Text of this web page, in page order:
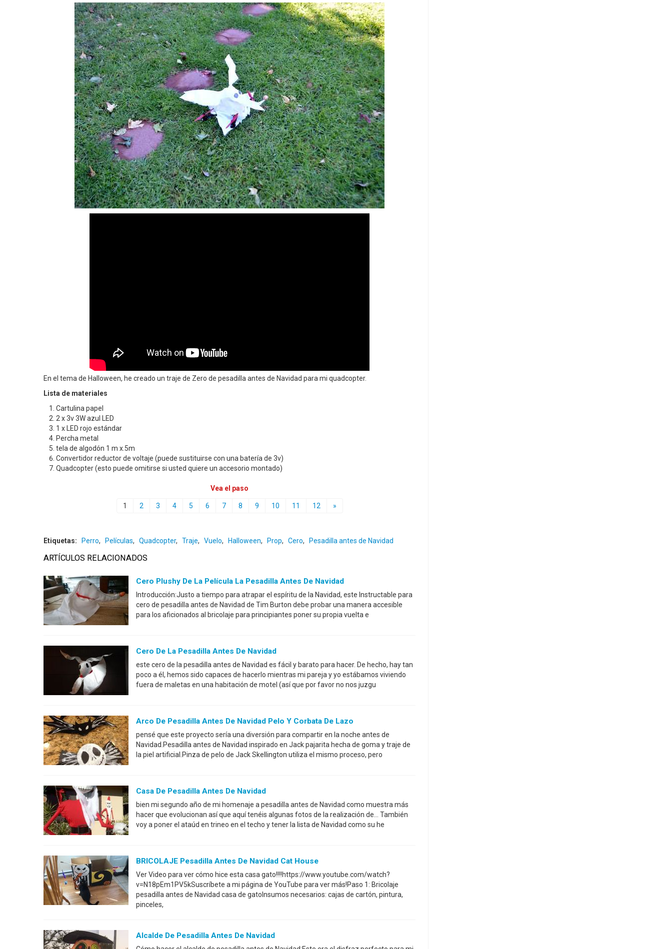
En el tema de Halloween, he creado un traje de Zero de pesadilla antes de Navidad para mi quadcopter.
Lista de materiales
Cartulina papel
2 x 3v 3W azul LED
1 x LED rojo estándar
Percha metal
tela de algodón 1 m x.5m
Convertidor reductor de voltaje (puede sustituirse con una batería de 3v)
Quadcopter (esto puede omitirse si usted quiere un accesorio montado)
Vea el paso
1 2 3 4 5 6 7 8 9 10 11 12 »
Etiquetas: Perro, Películas, Quadcopter, Traje, Vuelo, Halloween, Prop, Cero, Pesadilla antes de Navidad
ARTÍCULOS RELACIONADOS
Cero Plushy De La Película La Pesadilla Antes De Navidad
Introducción:Justo a tiempo para atrapar el espíritu de la Navidad, este Instructable para
cero de pesadilla antes de Navidad de Tim Burton debe probar una manera accesible
para los aficionados al bricolaje para principiantes poner su propia vuelta e
Cero De La Pesadilla Antes De Navidad
este cero de la pesadilla antes de Navidad es fácil y barato para hacer. De hecho, hay tan
poco a él, hemos sido capaces de hacerlo mientras mi pareja y yo estábamos viviendo
fuera de maletas en una habitación de motel (así que por favor no nos juzgu
Arco De Pesadilla Antes De Navidad Pelo Y Corbata De Lazo
pensé que este proyecto sería una diversión para compartir en la noche antes de
Navidad.Pesadilla antes de Navidad inspirado en Jack pajarita hecha de goma y traje de
la piel artificial.Pinza de pelo de Jack Skellington utiliza el mismo proceso, pero
Casa De Pesadilla Antes De Navidad
bien mi segundo año de mi homenaje a pesadilla antes de Navidad como muestra más
hacer que evolucionan así que aquí tenéis algunas fotos de la realización de... También
voy a poner el ataúd en trineo en el techo y tener la lista de Navidad como su he
BRICOLAJE Pesadilla Antes De Navidad Cat House
Ver Video para ver cómo hice esta casa gato!!!!https://www.youtube.com/watch?
v=N18pEm1PV5kSuscríbete a mi página de YouTube para ver más!Paso 1: Bricolaje
pesadilla antes de Navidad casa de gatoInsumos necesarios: cajas de cartón, pintura,
pinceles,
Alcalde De Pesadilla Antes De Navidad